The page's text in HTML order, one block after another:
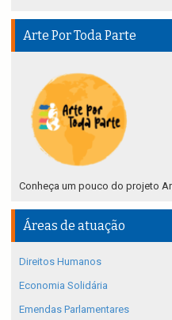
Arte Por Toda Parte
Conheça um pouco do projeto
Áreas de atuação
Direitos Humanos
Economia Solidária
Emendas Parlamentares